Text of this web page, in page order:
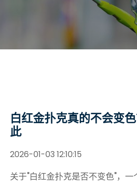
白红金扑克真的不会变
此
2026-01-03 12:10:15
关于"白红金扑克是否不变色"，一